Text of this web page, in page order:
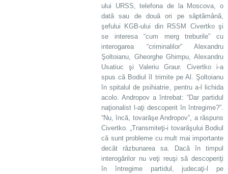
ului URSS, telefona de la Moscova, o
dată sau de două ori pe săptămână,
şefului KGB-ului din RSSM Civertko şi
se interesa “cum merg treburile” cu
interogarea “criminalilor” Alexandru
Şoltoianu, Gheorghe Ghimpu, Alexandru
Usatiuc şi Valeriu Graur. Civertko i-a
spus că Bodiul îl trimite pe Al. Şoltoianu
în spitalul de psihiatrie, pentru a-l lichida
acolo. Andropov a întrebat: “Dar partidul
naţionalist l-aţi descoperit în întregime?”.
“Nu, încă, tovarăşe Andropov”, a răspuns
Civertko. „Transmiteţi-i tovarăşului Bodiul
că sunt probleme cu mult mai importante
decât răzbunarea sa. Dacă în timpul
interogărilor nu veţi reuşi să descoperiţi
în întregime partidul, judecaţi-l pe